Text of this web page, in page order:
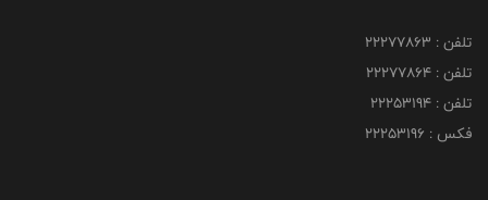
تلفن : 22277863
تلفن : 22277864
تلفن : 22253194
فکس : 22253196